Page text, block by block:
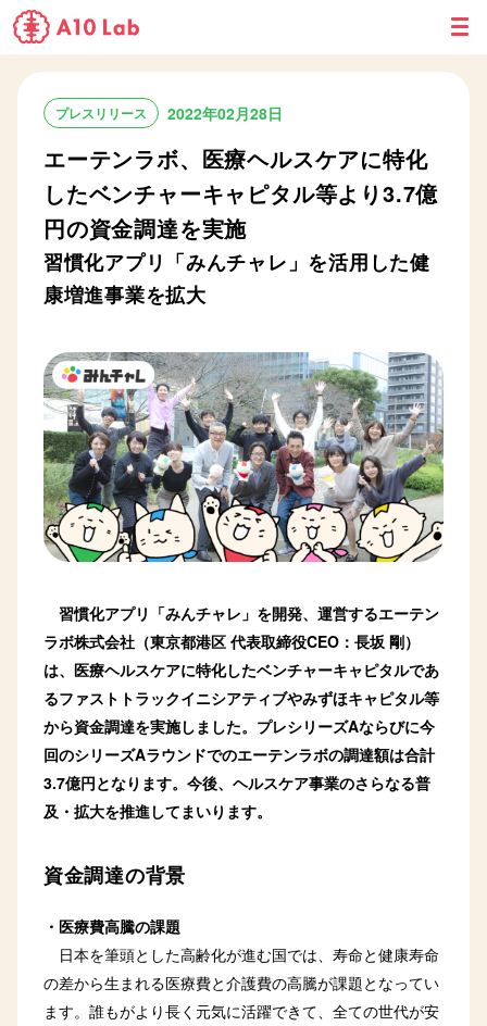
M
E
N
プレスリリース 2022年02月28日
エーテンラボ、医療ヘルスケアに特化
したベンチャーキャピタル等より3.7億
円の資金調達を実施
習慣化アプリ「みんチャレ」を活用した健
康増進事業を拡大
習慣化アプリ「みんチャレ」を開発、運営するエーテン
ラボ株式会社（東京都港区 代表取締役CEO：長坂 剛）
は、医療ヘルスケアに特化したベンチャーキャピタルであ
るファストトラックイニシアティブやみずほキャピタル等
から資金調達を実施しました。プレシリーズAならびに今
回のシリーズAラウンドでのエーテンラボの調達額は合計
3.7億円となります。今後、ヘルスケア事業のさらなる普
及・拡大を推進してまいります。
資金調達の背景
・医療費高騰の課題
日本を筆頭とした高齢化が進む国では、寿命と健康寿命
の差から生まれる医療費と介護費の高騰が課題となってい
ます。誰もがより長く元気に活躍できて、全ての世代が安